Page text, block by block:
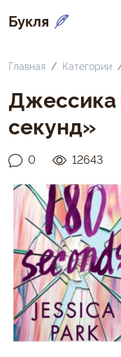
Букля
Главная Категории
Джессика
секунд»
0 12643